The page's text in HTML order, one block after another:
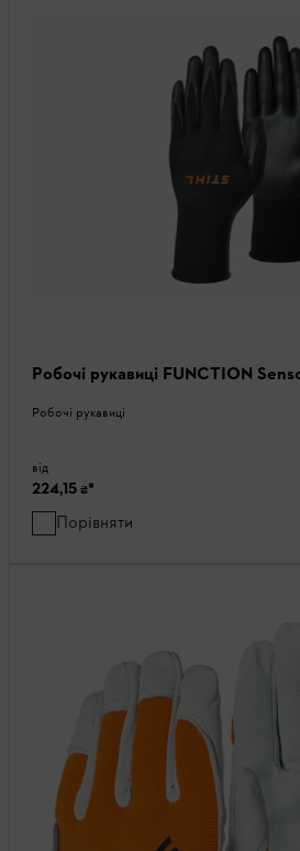
Робочі рукавиці FUNCTION
Робочі рукавиці
від
224,15 ₴*
Порівняти